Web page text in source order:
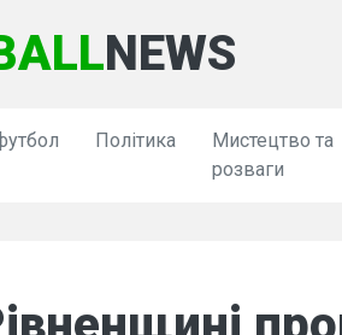
NEWS
Політика
Мистецтво та
розваги